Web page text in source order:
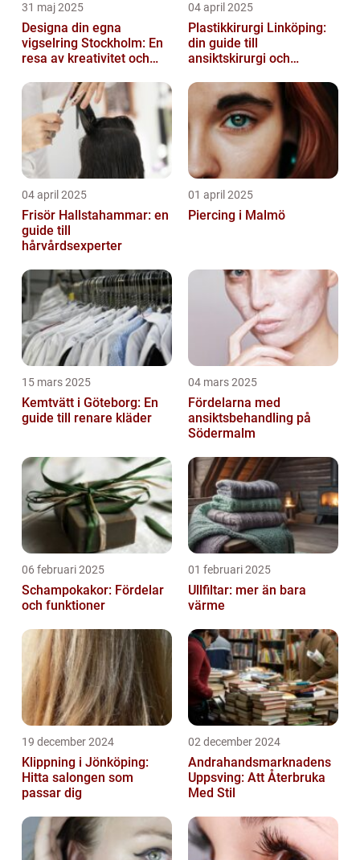
31 maj 2025
Designa din egna
vigselring Stockholm: En
resa av kreativitet och
04 april 2025
Plastikkirurgi Linköping:
din guide till
ansiktskirurgi och
04 april 2025
Frisör Hallstahammar: en
guide till
hårvårdsexperter
01 april 2025
Piercing i Malmö
15 mars 2025
Kemtvätt i Göteborg: En
guide till renare kläder
04 mars 2025
Fördelarna med
ansiktsbehandling på
Södermalm
06 februari 2025
Schampokakor: Fördelar
och funktioner
01 februari 2025
Ullfiltar: mer än bara
värme
19 december 2024
Klippning i Jönköping:
Hitta salongen som
passar dig
02 december 2024
Andrahandsmarknadens
Uppsving: Att Återbruka
Med Stil